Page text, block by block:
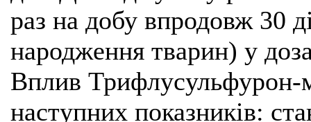
раз на добу впродовж 30
народження тварин) у
Вплив Трифлусульфурон-
наступних показників: